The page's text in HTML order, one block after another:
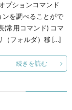
プションコマンド
を調べることがで
(常用コマンド) コマ
フォルダ）移 […]
続きを読む